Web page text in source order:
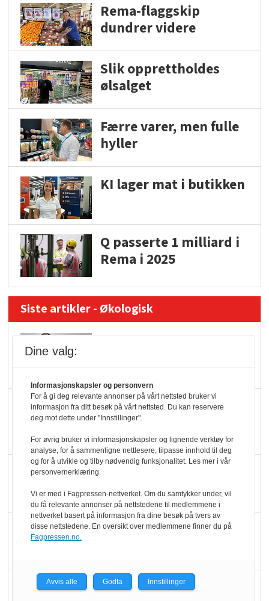
Rema-flaggskip
dundrer videre
Slik opprettholdes
ølsalget
Færre varer, men fulle
hyller
KI lager mat i butikken
Q passerte 1 milliard i
Rema i 2025
Siste artikler - Økologisk
Kolonihagens norske
Marit Kolby vant
Økologisk Norge sin
hederspris
Blir enklere å velge
økologisk i butikkhylla
Kolonihagen sliter
Rapport: Økokundene
Dine valg:
Informasjonskapsler og personvern
For å gi deg relevante annonser på vårt nettsted bruker vi
informasjon fra ditt besøk på vårt nettsted. Du kan reservere
deg mot dette under "Innstillinger".
For øvrig bruker vi informasjonskapsler og lignende verktøy for
analyse, for å sammenligne nettlesere, tilpasse innhold til deg
og for å utvikle og tilby nødvendig funksjonalitet. Les mer i vår
personvernerklæring.
Vi er med i Fagpressen-nettverket. Om du samtykker under, vil
du få relevante annonser på nettstedene til medlemmene i
nettverket basert på informasjon fra dine besøk på tvers av
disse nettstedene. En oversikt over medlemmene finner du på
Fagpressen.no.
Avvis alle Godta Innstillinger